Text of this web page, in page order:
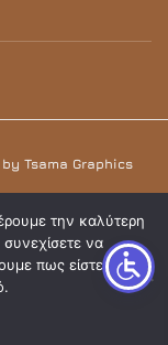
Tsama Graphics
την καλύτερη
να
πως είστε